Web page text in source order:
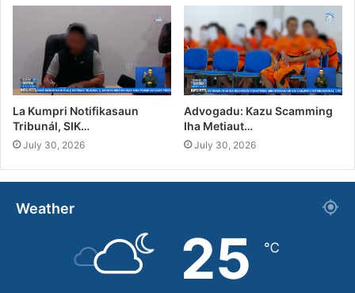
La Kumpri Notifikasaun
Tribunál, SIK…
July 30, 2026
Advogadu: Kazu Scamming
Iha Metiaut…
July 30, 2026
Weather
25 ℃